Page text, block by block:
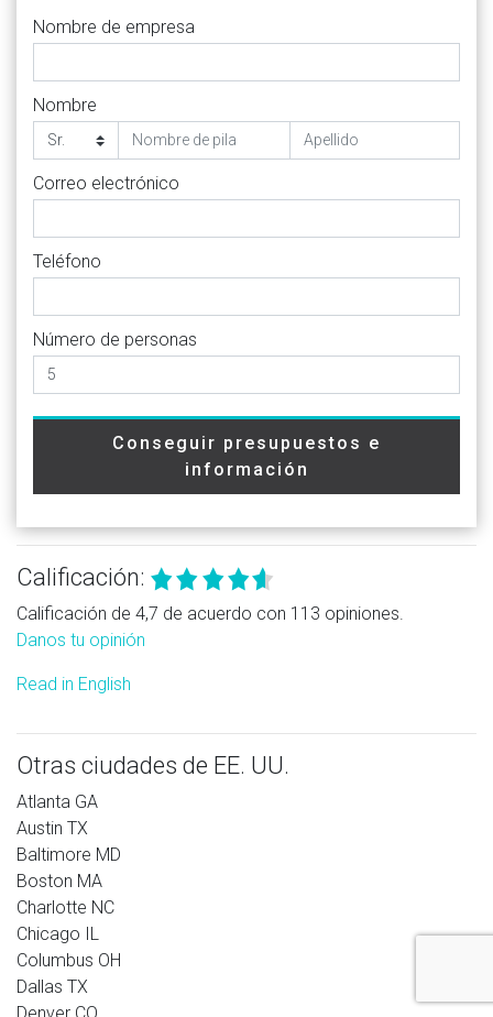
Nombre de empresa
Nombre
Correo electrónico
Teléfono
Número de personas
Conseguir presupuestos e
información
Calificación:
Calificación de 4,7 de acuerdo con 113 opiniones.
Danos tu opinión
Read in English
Otras ciudades de EE. UU.
Atlanta GA
Austin TX
Baltimore MD
Boston MA
Charlotte NC
Chicago IL
Columbus OH
Dallas TX